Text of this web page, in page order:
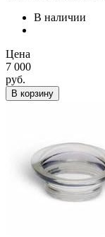
В наличии
Цена
7 000
руб.
В корзину